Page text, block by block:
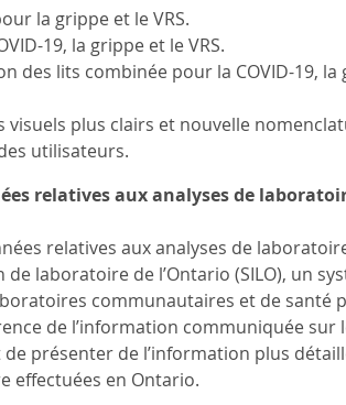
la grippe et le VRS.
19, la grippe et le VRS.
des lits combinée pour la COVID-19, la
visuels plus clairs et nouvelle
utilisateurs.
relatives aux analyses de
relatives aux analyses de
laboratoire de l’Ontario (SILO), un
communautaires et de santé
de l’information communiquée sur
présenter de l’information plus
effectuées en Ontario.